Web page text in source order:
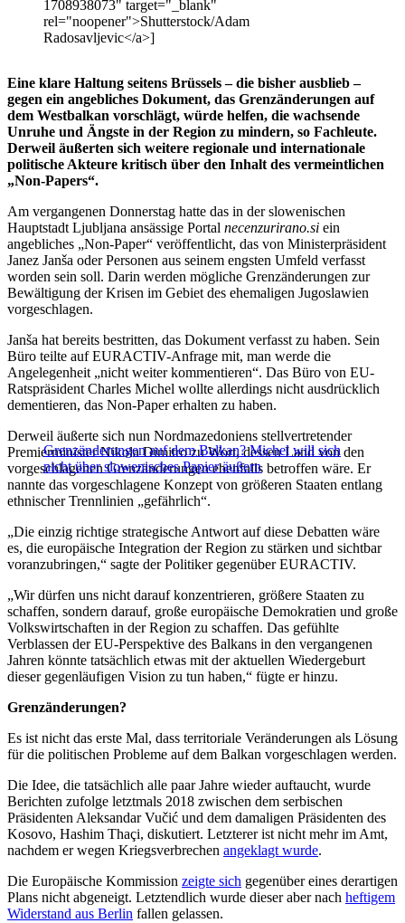
1708938073" target="_blank"
rel="noopener">Shutterstock/Adam
Radosavljevic</a>]
Eine klare Haltung seitens Brüssels – die bisher ausblieb –
gegen ein angebliches Dokument, das Grenzänderungen auf
dem Westbalkan vorschlägt, würde helfen, die wachsende
Unruhe und Ängste in der Region zu mindern, so Fachleute.
Derweil äußerten sich weitere regionale und internationale
politische Akteure kritisch über den Inhalt des vermeintlichen
„Non-Papers“.
Am vergangenen Donnerstag hatte das in der slowenischen
Hauptstadt Ljubljana ansässige Portal necenzurirano.si ein
angebliches „Non-Paper“ veröffentlicht, das von Ministerpräsident
Janez Janša oder Personen aus seinem engsten Umfeld verfasst
worden sein soll. Darin werden mögliche Grenzänderungen zur
Bewältigung der Krisen im Gebiet des ehemaligen Jugoslawien
vorgeschlagen.
Janša hat bereits bestritten, das Dokument verfasst zu haben. Sein
Büro teilte auf EURACTIV-Anfrage mit, man werde die
Angelegenheit „nicht weiter kommentieren“. Das Büro von EU-
Ratspräsident Charles Michel wollte allerdings nicht ausdrücklich
dementieren, das Non-Paper erhalten zu haben.
Grenzänderungen auf dem Balkan? Michel will sich
nicht über slowenisches Papier äußern
Derweil äußerte sich nun Nordmazedoniens stellvertretender
Premierminister Nikola Dimitro zu Wort, dessen Land von den
vorgeschlagenen Grenzänderungen ebenfalls betroffen wäre. Er
nannte das vorgeschlagene Konzept von größeren Staaten entlang
ethnischer Trennlinien „gefährlich“.
„Die einzig richtige strategische Antwort auf diese Debatten wäre
es, die europäische Integration der Region zu stärken und sichtbar
voranzubringen,“ sagte der Politiker gegenüber EURACTIV.
„Wir dürfen uns nicht darauf konzentrieren, größere Staaten zu
schaffen, sondern darauf, große europäische Demokratien und große
Volkswirtschaften in der Region zu schaffen. Das gefühlte
Verblassen der EU-Perspektive des Balkans in den vergangenen
Jahren könnte tatsächlich etwas mit der aktuellen Wiedergeburt
dieser gegenläufigen Vision zu tun haben,“ fügte er hinzu.
Grenzänderungen?
Es ist nicht das erste Mal, dass territoriale Veränderungen als Lösung
für die politischen Probleme auf dem Balkan vorgeschlagen werden.
Die Idee, die tatsächlich alle paar Jahre wieder auftaucht, wurde
Berichten zufolge letztmals 2018 zwischen dem serbischen
Präsidenten Aleksandar Vučić und dem damaligen Präsidenten des
Kosovo, Hashim Thaçi, diskutiert. Letzterer ist nicht mehr im Amt,
nachdem er wegen Kriegsverbrechen angeklagt wurde.
Die Europäische Kommission zeigte sich gegenüber eines derartigen
Plans nicht abgeneigt. Letztendlich wurde dieser aber nach heftigem
Widerstand aus Berlin fallen gelassen.